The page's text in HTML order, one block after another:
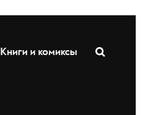
Книги и комиксы